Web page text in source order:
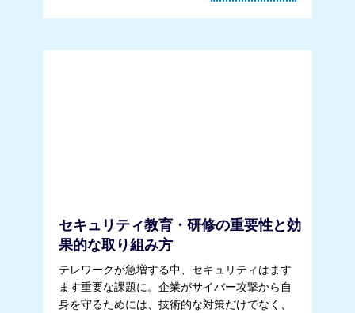
セキュリティ教育・研修の重要性と効
果的な取り組み方
テレワークが急増する中、セキュリティはます
ます重要な課題に。企業がサイバー攻撃から自
身を守るためには、技術的な対策だけでなく、